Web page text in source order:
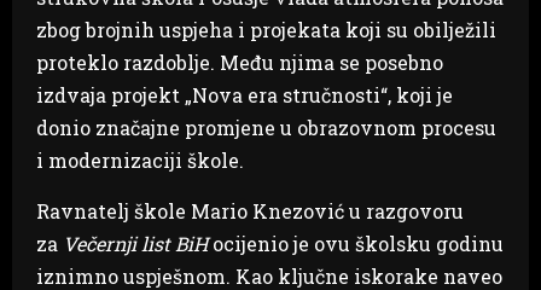
zbog brojnih uspjeha i projekata koji su obilježili
proteklo razdoblje. Među njima se posebno
izdvaja projekt „Nova era stručnosti“, koji je
donio značajne promjene u obrazovnom procesu
i modernizaciji škole.
Ravnatelj škole Mario Knezović u razgovoru
za Večernji list BiHocijenio je ovu školsku godinu
iznimno uspješnom. Kao ključne iskorake naveo